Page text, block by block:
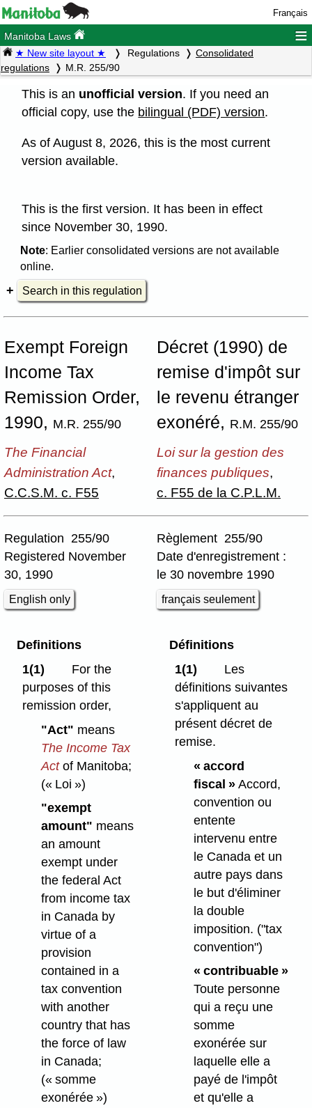
Français
Manitoba Laws ≡
★ New site layout ★ Regulations
Consolidated
regulations
M.R. 255/90
This is an unofficial version. If you need an
official copy, use the bilingual (PDF) version.
As of August 8, 2026, this is the most current
version available.
This is the first version. It has been in effect
since November 30, 1990.
Note: Earlier consolidated versions are not available
online.
Search in this regulation
Exempt Foreign
Income Tax
Remission Order,
1990, M.R. 255/90
Décret (1990) de
remise d'impôt sur
le revenu étranger
exonéré, R.M. 255/90
The Financial
Administration Act,
C.C.S.M. c. F55
Loi sur la gestion des
finances publiques,
c. F55 de la C.P.L.M.
Regulation 255/90
Registered November
30, 1990
English only
Règlement 255/90
Date d'enregistrement :
le 30 novembre 1990
français seulement
Definitions
1(1)
For the
purposes of this
remission order,
"Act" means
The Income Tax
Actof Manitoba;
(« Loi »)
"exempt
amount" means
an amount
exempt under
the federal Act
from income tax
in Canada by
virtue of a
provision
contained in a
tax convention
with another
country that has
the force of law
in Canada;
(« somme
exonérée »)
Définitions
1(1)
Les
définitions suivantes
s'appliquent au
présent décret de
remise.
« accord
fiscal »Accord,
convention ou
entente
intervenu entre
le Canada et un
autre pays dans
le but d'éliminer
la double
imposition. ("tax
convention")
« contribuable »
Toute personne
qui a reçu une
somme
exonérée sur
laquelle elle a
payé de l'impôt
et qu'elle a